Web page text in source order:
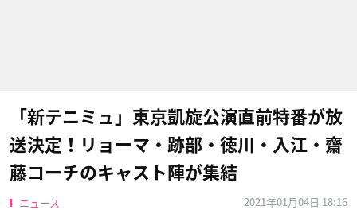
「新テニミュ」東京凱旋公演直前特番が放
送決定！リョーマ・跡部・徳川・入江・齋
藤コーチのキャスト陣が集結
ニュース 2021年01月04日 18:16